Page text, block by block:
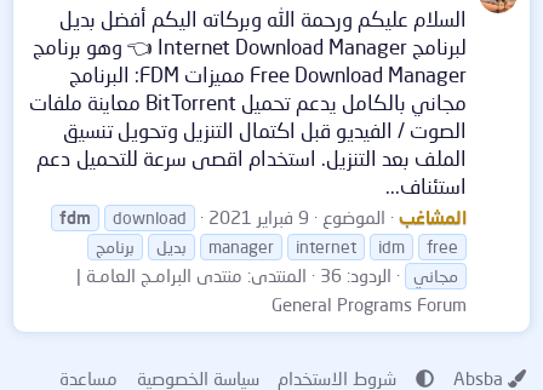
السلام عليكم ورحمة الله وبركاته اليكم أفضل بديل
لبرنامج Internet Download Manager 👈 وهو برنامج
Free Download Manager مميزات FDM: البرنامج
مجاني بالكامل يدعم تحميل BitTorrent معاينة ملفات
الصوت / الفيديو قبل اكتمال التنزيل وتحويل تنسيق
الملف بعد التنزيل. استخدام اقصى سرعة للتحميل دعم
استئناف...
المشاغب الموضوع 9 فبراير 2021 download
fdm
free
idm
internet
manager بديل
برنامج
مجاني
الردود: 36 المنتدى: منتدى البرامـج العامـة |
General Programs Forum
شروط الاستخدام سياسة الخصوصية
مساعدة